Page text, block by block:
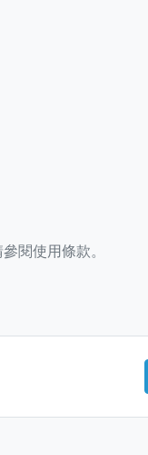
閱使用條款。